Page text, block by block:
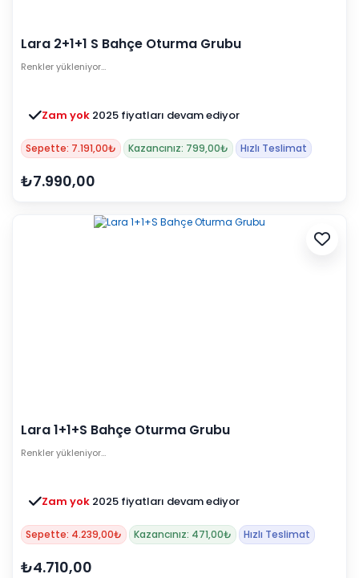
Lara 2+1+1 S Bahçe Oturma Grubu
Renkler yükleniyor…
Zam yok 2025 fiyatları devam ediyor
Sepette: 7.191,00₺ Kazancınız: 799,00₺ Hızlı Teslimat
₺7.990,00
Lara 1+1+S Bahçe Oturma Grubu
Renkler yükleniyor…
Zam yok 2025 fiyatları devam ediyor
Sepette: 4.239,00₺ Kazancınız: 471,00₺ Hızlı Teslimat
₺4.710,00